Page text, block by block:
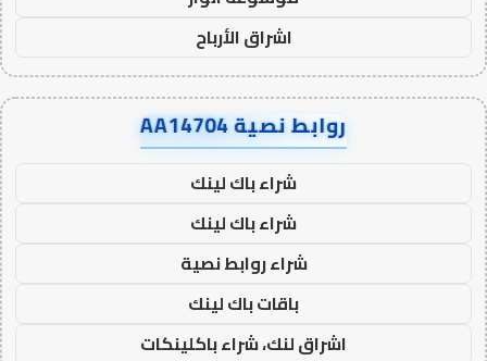
اشراق الأرباح
روابط نصية AA14704
شراء باك لينك
شراء باك لينك
شراء روابط نصية
باقات باك لينك
اشراق لنك، شراء باكلينكات